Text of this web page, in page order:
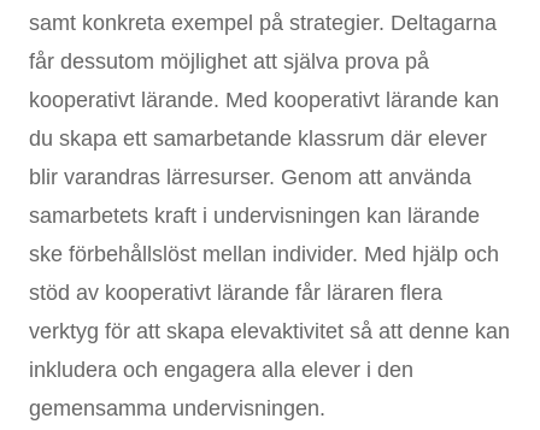
samt konkreta exempel på strategier. Deltagarna
får dessutom möjlighet att själva prova på
kooperativt lärande. Med kooperativt lärande kan
du skapa ett samarbetande klassrum där elever
blir varandras lärresurser. Genom att använda
samarbetets kraft i undervisningen kan lärande
ske förbehållslöst mellan individer. Med hjälp och
stöd av kooperativt lärande får läraren flera
verktyg för att skapa elevaktivitet så att denne kan
inkludera och engagera alla elever i den
gemensamma undervisningen.